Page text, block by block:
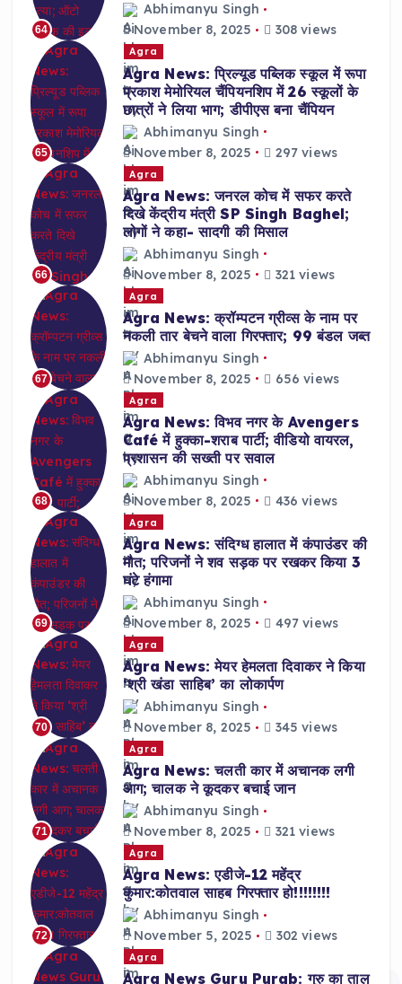
64
Abhimanyu Singh
November 8, 2025
308 views
65
Agra
Agra News: प्रिल्यूड पब्लिक स्कूल में रूपा
प्रकाश मेमोरियल चैंपियनशिप में 26 स्कूलों के
छात्रों ने लिया भाग; डीपीएस बना चैंपियन
Abhimanyu Singh
November 8, 2025
297 views
66
Agra
Agra News: जनरल कोच में सफर करते
दिखे केंद्रीय मंत्री SP Singh Baghel;
लोगों ने कहा- सादगी की मिसाल
Abhimanyu Singh
November 8, 2025
321 views
67
Agra
Agra News: क्रॉम्पटन ग्रीव्स के नाम पर
नकली तार बेचने वाला गिरफ्तार; 99 बंडल जब्त
Abhimanyu Singh
November 8, 2025
656 views
68
Agra
Agra News: विभव नगर के Avengers
Café में हुक्का-शराब पार्टी; वीडियो वायरल,
प्रशासन की सख्ती पर सवाल
Abhimanyu Singh
November 8, 2025
436 views
69
Agra
Agra News: संदिग्ध हालात में कंपाउंडर की
मौत; परिजनों ने शव सड़क पर रखकर किया 3
घंटे हंगामा
Abhimanyu Singh
November 8, 2025
497 views
70
Agra
Agra News: मेयर हेमलता दिवाकर ने किया
‘श्री खंडा साहिब’ का लोकार्पण
Abhimanyu Singh
November 8, 2025
345 views
71
Agra
Agra News: चलती कार में अचानक लगी
आग; चालक ने कूदकर बचाई जान
Abhimanyu Singh
November 8, 2025
321 views
72
Agra
Agra News: एडीजे-12 महेंद्र
कुमार:कोतवाल साहब गिरफ्तार हो!!!!!!!!
Abhimanyu Singh
November 5, 2025
302 views
Agra
Agra News Guru Purab: गुरु का ताल